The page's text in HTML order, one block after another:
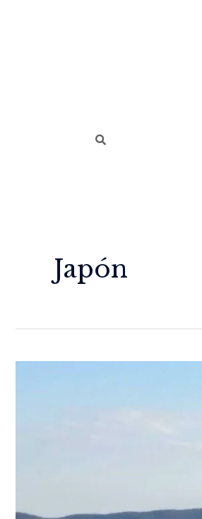
Japón
NAOSHIMA,